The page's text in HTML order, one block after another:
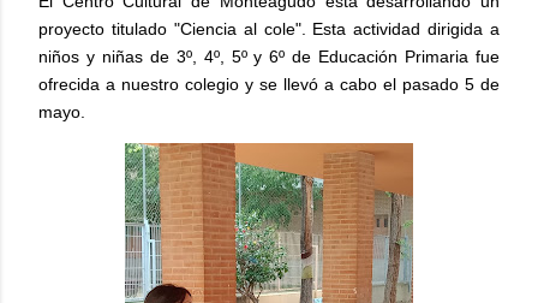
proyecto titulado "Ciencia al cole". Esta actividad dirigida a
niños y niñas de 3º, 4º, 5º y 6º de Educación Primaria fue
ofrecida a nuestro colegio y se llevó a cabo el pasado 5 de
mayo.